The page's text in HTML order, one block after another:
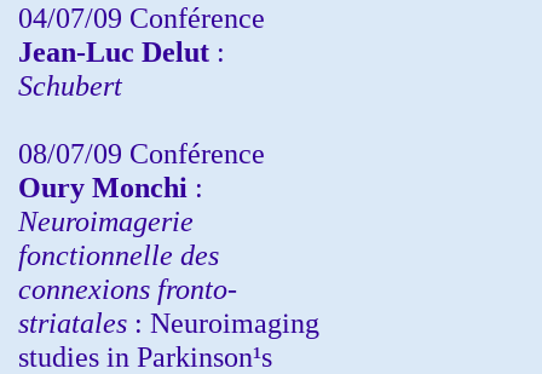
04/07/09 Conférence
Jean-Luc Delut :
Schubert
08/07/09 Conférence
Oury Monchi :
Neuroimagerie
fonctionnelle des
connexions fronto-
striatales : Neuroimaging
studies in Parkinson¹s